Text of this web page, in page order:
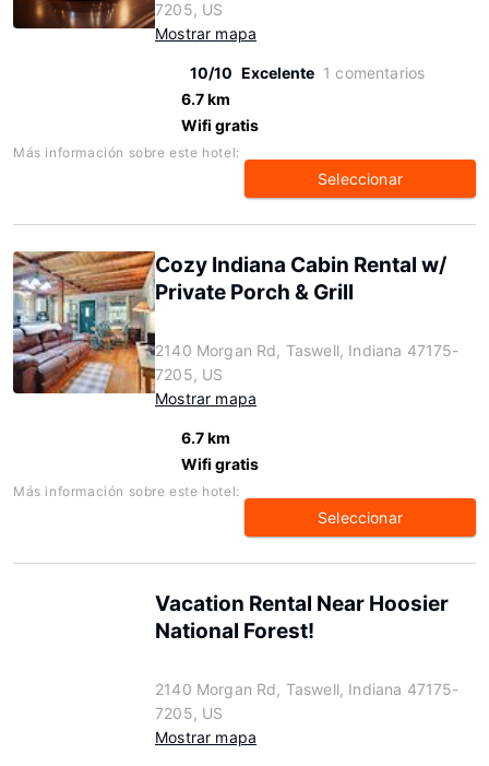
7205, US
Mostrar mapa
10/10 Excelente 1 comentarios
6.7 km
Wifi gratis
Más información sobre este hotel:
Seleccionar
Cozy Indiana Cabin Rental w/
Private Porch & Grill
2140 Morgan Rd, Taswell, Indiana 47175-
7205, US
Mostrar mapa
6.7 km
Wifi gratis
Más información sobre este hotel:
Seleccionar
Vacation Rental Near Hoosier
National Forest!
2140 Morgan Rd, Taswell, Indiana 47175-
7205, US
Mostrar mapa